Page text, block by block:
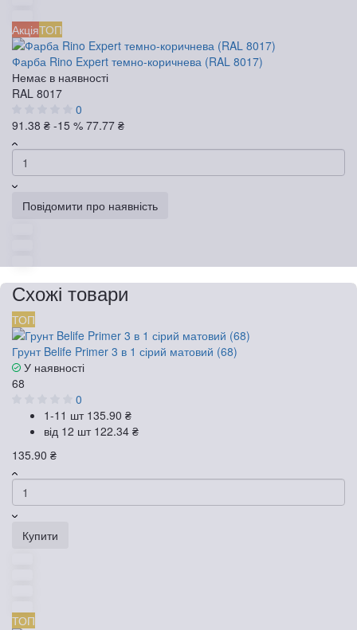
АкціяТОП
Фарба Rino Expert темно-коричнева (RAL 8017)
Немає в наявності
RAL 8017
0
91.38 ₴ -15 % 77.77 ₴
Повідомити про наявність
Схожі товари
ТОП
Грунт Belife Primer 3 в 1 сірий матовий (68)
У наявності
68
0
1-11 шт 135.90 ₴
від 12 шт 122.34 ₴
135.90 ₴
Купити
ТОП